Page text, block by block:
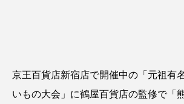
京王百貨店新宿店で開催中の「 元祖有
いもの大会 」に鶴屋百貨店の監修で「